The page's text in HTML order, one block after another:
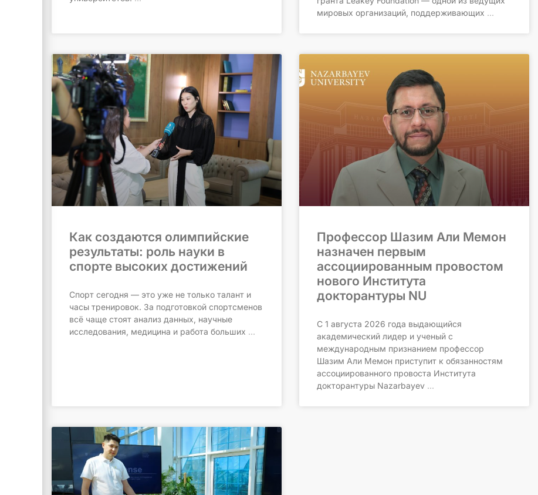
мировых организаций, поддерживающих
Как создаются олимпийские
результаты: роль науки в
спорте высоких достижений
Спорт сегодня — это уже не только талант и
часы тренировок. За подготовкой спортсменов
всё чаще стоят анализ данных, научные
исследования, медицина и работа больших
Профессор Шазим Али Мемон
назначен первым
ассоциированным провостом
нового Института
докторантуры NU
С 1 августа 2026 года выдающийся
академический лидер и ученый с
международным признанием профессор
Шазим Али Мемон приступит к обязанностям
ассоциированного провоста Института
докторантуры Nazarbayev